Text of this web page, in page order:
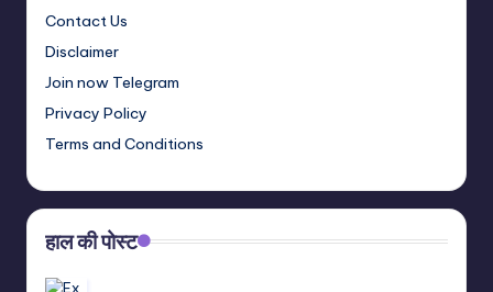
Contact Us
Disclaimer
Join now Telegram
Privacy Policy
Terms and Conditions
हाल की पोस्ट